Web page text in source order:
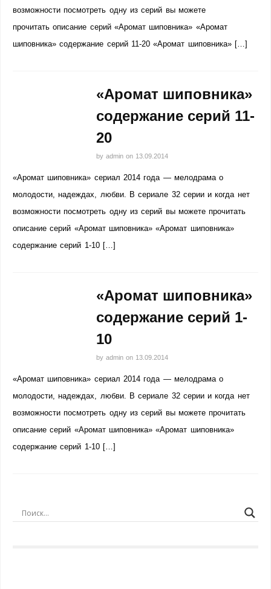
возможности посмотреть одну из серий вы можете
прочитать описание серий «Аромат шиповника» «Аромат
шиповника» содержание серий 11-20 «Аромат шиповника» […]
«Аромат шиповника»
содержание серий 11-
20
by admin on 13.09.2014
«Аромат шиповника» сериал 2014 года — мелодрама о
молодости, надеждах, любви. В сериале 32 серии и когда нет
возможности посмотреть одну из серий вы можете прочитать
описание серий «Аромат шиповника» «Аромат шиповника»
содержание серий 1-10 […]
«Аромат шиповника»
содержание серий 1-
10
by admin on 13.09.2014
«Аромат шиповника» сериал 2014 года — мелодрама о
молодости, надеждах, любви. В сериале 32 серии и когда нет
возможности посмотреть одну из серий вы можете прочитать
описание серий «Аромат шиповника» «Аромат шиповника»
содержание серий 1-10 […]